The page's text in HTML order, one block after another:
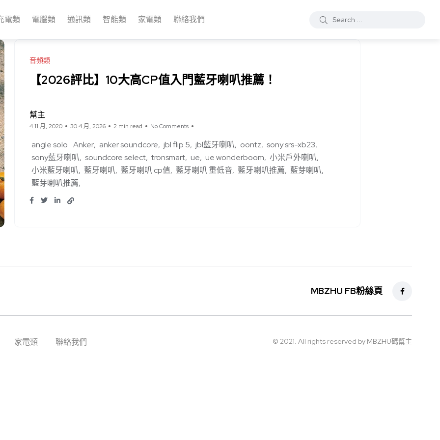
電類 電腦類 通訊類 智能類 家電類 聯絡我們
音頻類
【2026評比】10大高CP值入門藍牙喇叭推薦！
幫主
4 11 月, 2020 30 4 月, 2026 2 min read No Comments
angle solo Anker anker soundcore jbl flip 5 jbl藍牙喇叭 oontz sony srs-xb23
sony藍牙喇叭 soundcore select tronsmart ue ue wonderboom 小米戶外喇叭
小米藍牙喇叭
藍牙喇叭 藍牙喇叭 cp值 藍牙喇叭 重低音 藍牙喇叭推薦
藍芽喇叭
藍芽喇叭推薦
MBZHU FB粉絲頁
家電類 聯絡我們 © 2021. All rights reserved by MBZHU碼幫主